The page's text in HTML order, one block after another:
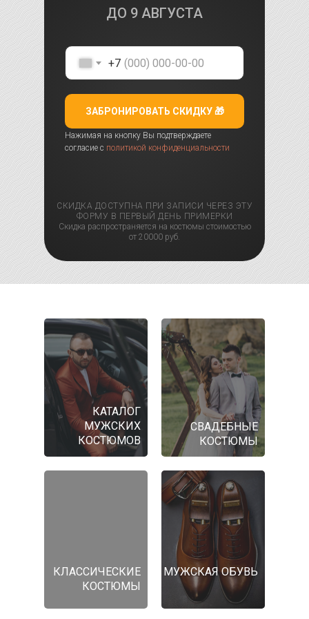
СКИДКА ДОСТУПНА ПРИ ЗАПИСИ ЧЕРЕЗ ЭТУ
ФОРМУ В ПЕРВЫЙ ДЕНЬ ПРИМЕРКИ
Скидка распространяется на костюмы стоимостью
от 20000 руб.
ДО 9 АВГУСТА
+7
ЗАБРОНИРОВАТЬ СКИДКУ 🎁
Нажимая на кнопку Вы подтверждаете
согласие с политикой конфиденциальности
КАТАЛОГ
МУЖСКИХ
КОСТЮМОВ
СВАДЕБНЫЕ
КОСТЮМЫ
КЛАССИЧЕСКИЕ
КОСТЮМЫ
МУЖСКАЯ ОБУВЬ